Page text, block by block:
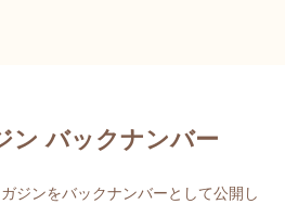
ン バックナンバー
ジンをバックナンバーとして公開し